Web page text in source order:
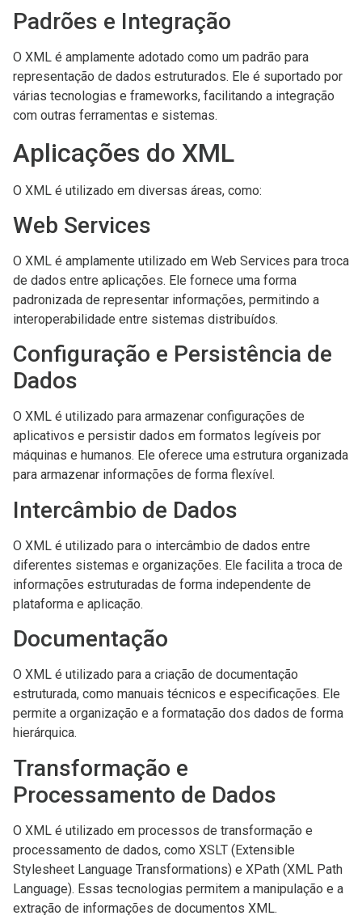
Padrões e Integração
O XML é amplamente adotado como um padrão para
representação de dados estruturados. Ele é suportado por
várias tecnologias e frameworks, facilitando a integração
com outras ferramentas e sistemas.
Aplicações do XML
O XML é utilizado em diversas áreas, como:
Web Services
O XML é amplamente utilizado em Web Services para troca
de dados entre aplicações. Ele fornece uma forma
padronizada de representar informações, permitindo a
interoperabilidade entre sistemas distribuídos.
Configuração e Persistência de
Dados
O XML é utilizado para armazenar configurações de
aplicativos e persistir dados em formatos legíveis por
máquinas e humanos. Ele oferece uma estrutura organizada
para armazenar informações de forma flexível.
Intercâmbio de Dados
O XML é utilizado para o intercâmbio de dados entre
diferentes sistemas e organizações. Ele facilita a troca de
informações estruturadas de forma independente de
plataforma e aplicação.
Documentação
O XML é utilizado para a criação de documentação
estruturada, como manuais técnicos e especificações. Ele
permite a organização e a formatação dos dados de forma
hierárquica.
Transformação e
Processamento de Dados
O XML é utilizado em processos de transformação e
processamento de dados, como XSLT (Extensible
Stylesheet Language Transformations) e XPath (XML Path
Language). Essas tecnologias permitem a manipulação e a
extração de informações de documentos XML.